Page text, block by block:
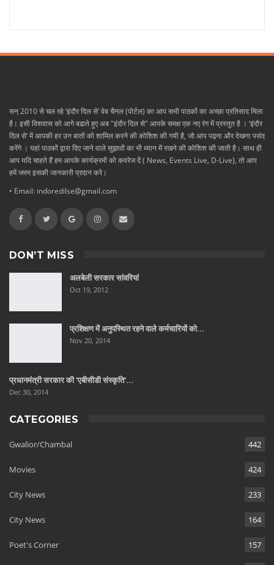
सन् 2010 से चल रहे ‘इंदौर दिल से’ वेब चैनल (पोर्टल) का आप सभी पाठकों का अच्छा प्रतिसाद मिला
है। इसी विशवास को आगे बढाते हुए अब "इंदौर दिल से" आपके समक्ष एक नए रंग में प्रस्तुत है । ‘इंदौर
दिल से’ में आपकी हर उन बातों को शामिल करने की कोशिश की गयी है, जो आप पढ़ना और देखना पसंद
करेंगे । यहां पाठकों द्वारा दिए जाने वाले सुझावों का भी ध्यान में रखने की कोशिश की जाती है। साथ ही
आप यदि चाहते हैं हम आपके कार्यक्रमों को कवरेज दें ( News, Events Live, D-Live), तो आप
हमें जरुर इसकी जानकारी प्रदान करे।
• Email: indoredilse@gmail.com
DON’T MISS
अलबेली सरकार सांवरियां
Oct 19, 2012
प्रशिक्षण में अनुपस्थित रहने वाले कर्मचारियों को…
Nov 20, 2014
प्रधानमंत्री सरकार की 'एबीसीडी संस्कृति'…
Dec 30, 2014
CATEGORIES
Gwalior/Chambal 442
Movies 424
City News 233
City News 164
Poet's Corner 157